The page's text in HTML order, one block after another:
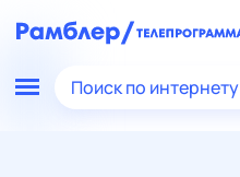
Поиск по интернету